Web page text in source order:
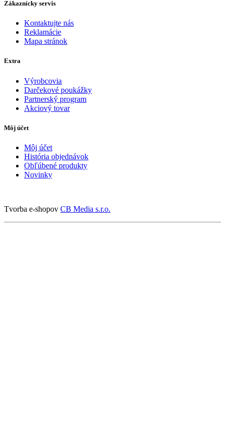
Zákaznícky servis
Kontaktujte nás
Reklamácie
Mapa stránok
Extra
Výrobcovia
Darčekové poukážky
Partnerský program
Akciový tovar
Môj účet
Môj účet
História objednávok
Obľúbené produkty
Novinky
Tvorba e-shopov CB Media s.r.o.